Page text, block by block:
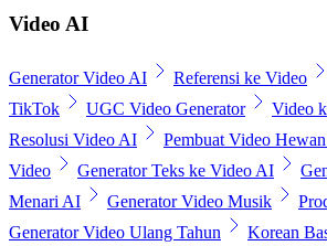
Video AI
Generator Video AI Referensi ke Video
TikTok
UGC Video Generator Video
Resolusi Video AI
Pembuat Video
Video
Generator Teks ke Video AI
Menari AI
Generator Video Musik
Generator Video Ulang Tahun
Korean